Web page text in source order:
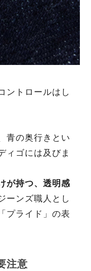
ントロールはし
青の奥行きとい
ィゴには及びま
が持つ、透明感
ーンズ職人とし
プライド」の表
注意